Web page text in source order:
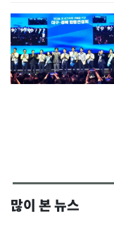
많이 본 뉴스